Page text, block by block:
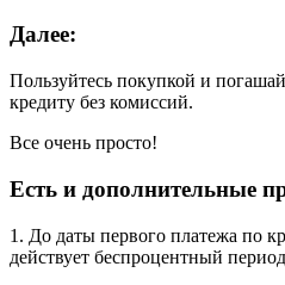
Далее:
Пользуйтесь покупкой и
кредиту без комиссий.
Все очень просто!
Есть и дополнительные
1. До даты первого платежа по
действует беспроцентный